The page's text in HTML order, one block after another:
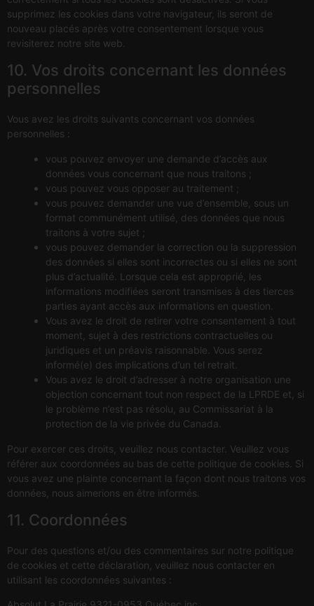
supprimez les cookies dans votre navigateur, ils seront de
nouveau placés après votre consentement lorsque vous
revisiterez notre site web.
10. Vos droits concernant les données
personnelles
Vous avez les droits suivants concernant vos données
personnelles :
vous pouvez envoyer une demande d’accès aux
données vous concernant que nous traitons ;
vous pouvez vous opposer au traitement ;
vous pouvez demander une vue d’ensemble, sous un
format communément utilisé, des données que nous
traitons à votre sujet ;
vous pouvez demander la correction ou la suppression
des données si elles sont incorrectes ou si elles ne sont
plus d’actualité. Lorsque cela est approprié, les
informations modifiées seront transmises à des tierces
parties ayant accès aux informations en question.
Vous avez le droit de retirer votre consentement à tout
moment, sujet à des restrictions contractuelles ou
juridiques et un préavis raisonnable. Vous serez
informé(e) des implications d’un tel retrait.
Vous avez le droit d’adresser à notre organisation une
objection concernant tout non respect de la LPRDE et, si
le problème n’est pas résolu, au Commissariat à la
protection de la vie privée du Canada.
Pour exercer ces droits, veuillez nous contacter. Veuillez vous
référer aux coordonnées au bas de cette politique de cookies. Si
vous avez une plainte concernant la façon dont nous traitons vos
données, nous aimerions en être informés.
11. Coordonnées
Pour des questions et/ou des commentaires sur notre politique
de cookies et cette déclaration, veuillez nous contacter en
utilisant les coordonnées suivantes :